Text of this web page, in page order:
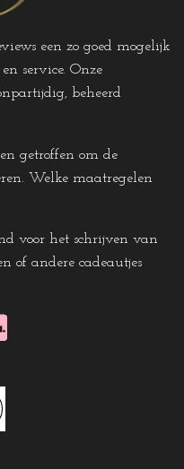
een zo goed mogelijk
service. Onze
beheerd
getroffen om de
Welke maatregelen
voor het schrijven van
of andere cadeautjes